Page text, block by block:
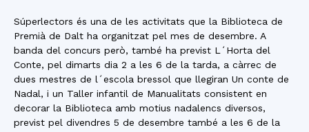
Súperlectors és una de les activitats que la Biblioteca de
Premià de Dalt ha organitzat pel mes de desembre. A
banda del concurs però, també ha previst L´Horta del
Conte, pel dimarts dia 2 a les 6 de la tarda, a càrrec de
dues mestres de l´escola bressol que llegiran Un conte de
Nadal, i un Taller infantil de Manualitats consistent en
decorar la Biblioteca amb motius nadalencs diversos,
previst pel divendres 5 de desembre també a les 6 de la